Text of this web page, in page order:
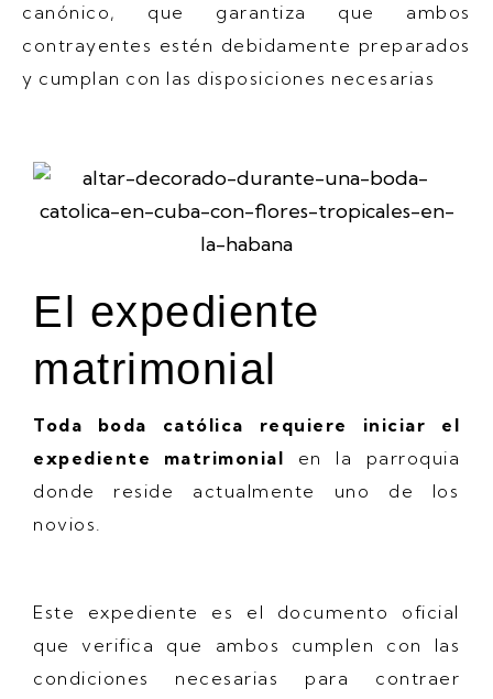
canónico, que garantiza que ambos
contrayentes estén debidamente preparados
y cumplan con las disposiciones necesarias
El expediente
matrimonial
Toda boda católica requiere iniciar el
expediente matrimonial en la parroquia
donde reside actualmente uno de los
novios.
Este expediente es el documento oficial
que verifica que ambos cumplen con las
condiciones necesarias para contraer